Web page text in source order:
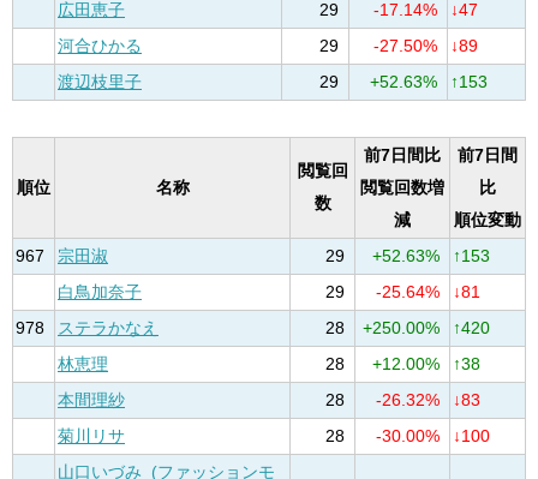
広田恵子
29 -17.14%
↓47
河合ひかる
29 -27.50%
↓89
渡辺枝里子
29 +52.63% ↑153
順位 名称
閲覧回
数
前7日間比
閲覧回数増
減
前7日間
比
順位変動
967
宗田淑 29 +52.63%
↑153
白鳥加奈子
29 -25.64%
↓81
978
ステラかなえ 28 +250.00%
↑420
林恵理
28 +12.00%
↑38
本間理紗
28 -26.32%
↓83
菊川リサ
28 -30.00%
↓100
山口いづみ_(ファッションモ